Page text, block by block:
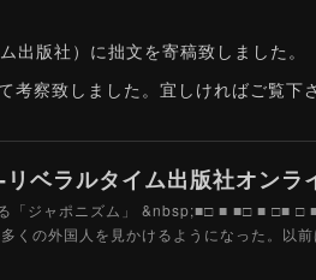
版社）に拙文を寄稿致しました。
察致しました。宜しければご覧下
ベラルタイム出版社オンラ
ジャポニズム」 &nbsp;■□ ■ ■□ ■ □■ □
くの外国人を見かけるようになった。以